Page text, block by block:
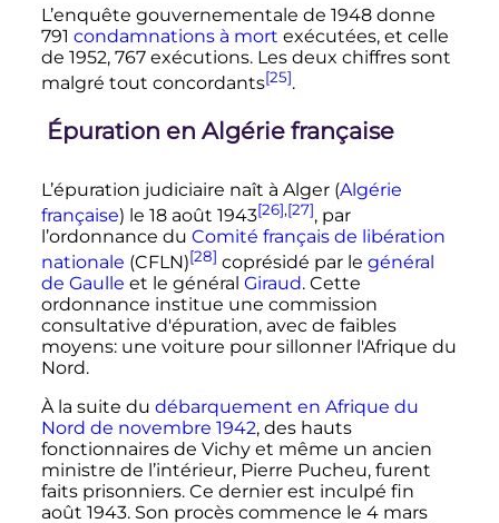
L’enquête gouvernementale de 1948 donne
791 condamnations à mort exécutées, et celle
de 1952, 767 exécutions. Les deux chiffres sont
malgré tout concordants[25].
Épuration en Algérie française
L’épuration judiciaire naît à Alger (Algérie
française) le 18 août 1943[26],[27], par
l’ordonnance du Comité français de libération
nationale (CFLN)[28] coprésidé par le général
de Gaulle et le général Giraud. Cette
ordonnance institue une commission
consultative d'épuration, avec de faibles
moyens: une voiture pour sillonner l'Afrique du
Nord.
À la suite du débarquement en Afrique du
Nord de novembre 1942, des hauts
fonctionnaires de Vichy et même un ancien
ministre de l’intérieur, Pierre Pucheu, furent
faits prisonniers. Ce dernier est inculpé fin
août 1943. Son procès commence le 4 mars